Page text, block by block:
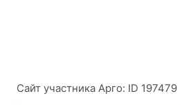
Сайт участника Арго: ID 197479